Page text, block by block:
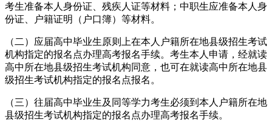
考生准备本人身份证、残疾人证等材料；中职生应准备本人身
份证、户籍证明（户口簿）等材料。
（二）应届高中毕业生原则上在本人户籍所在地县级招生考试
机构指定的报名点办理高考报名手续。考生本人申请，经就读
高中所在地县级招生考试机构同意，也可在就读高中所在地县
级招生考试机构指定的报名点报名。
（三）往届高中毕业生及同等学力考生必须到本人户籍所在地
县级招生考试机构指定的报名点办理高考报名手续。